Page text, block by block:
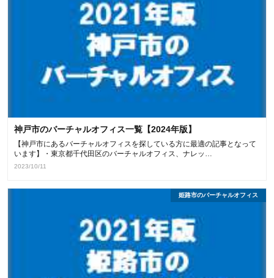
神戸市のバーチャルオフィス一覧【2024年版】
【神戸市にあるバーチャルオフィスを探している方に最適の記事となって
います】・東京都千代田区のバーチャルオフィス、ナレッ…
2023/10/11
姫路市のバーチャルオフィス